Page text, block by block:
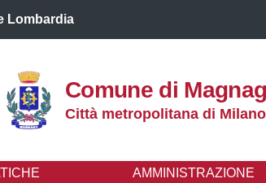
Lombardia
Comune di
Città metropolitana di Milano
AMMINISTRAZIONE